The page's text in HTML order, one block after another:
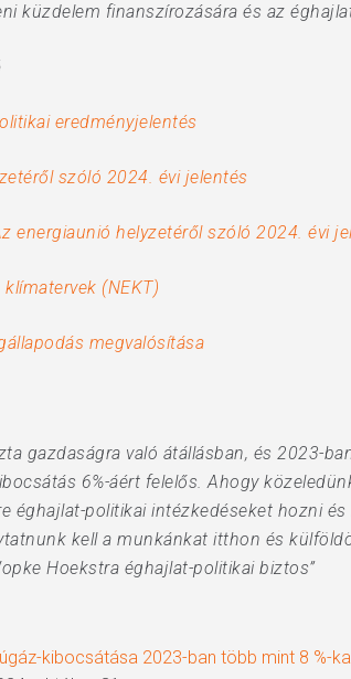
küzdelem finanszírozására és az
eredményjelentés
szóló 2024. évi jelentés
energiaunió helyzetéről szóló 2024. évi
(NEKT)
megvalósítása
gazdaságra való átállásban, és 2023-
6%-áért felelős. Ahogy
éghajlat-politikai intézkedéseket hozni
kell a munkánkat itthon és
Hoekstra éghajlat-politikai biztos”
kibocsátása 2023-ban több mint 8 %-